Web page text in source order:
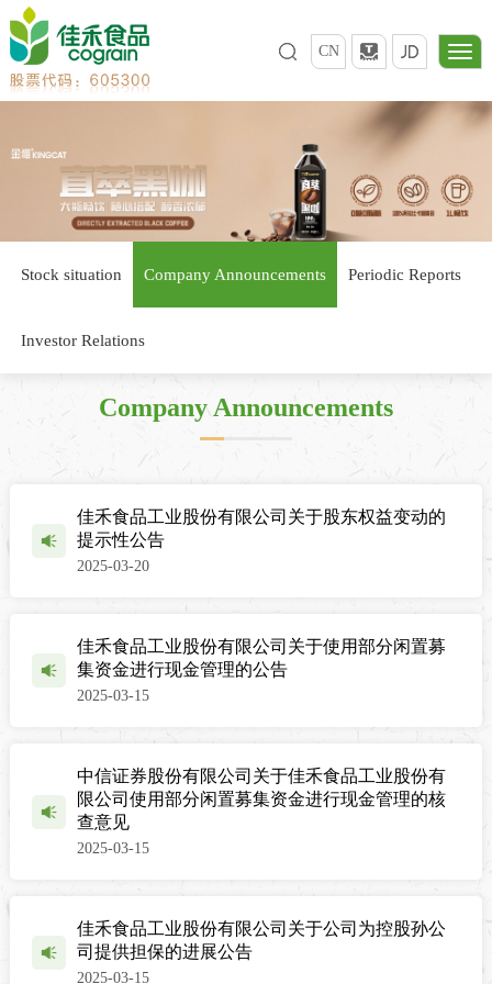
CN
Stock situation Company Announcements Periodic Reports
Investor Relations
Company Announcements
佳禾食品工业股份有限公司关于股东权益变动的
提示性公告
2025-03-20
佳禾食品工业股份有限公司关于使用部分闲置募
集资金进行现金管理的公告
2025-03-15
中信证券股份有限公司关于佳禾食品工业股份有
限公司使用部分闲置募集资金进行现金管理的核
查意见
2025-03-15
佳禾食品工业股份有限公司关于公司为控股孙公
司提供担保的进展公告
2025-03-15